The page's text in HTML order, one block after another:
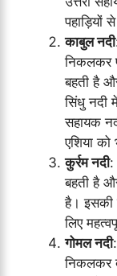
पहाड़ियों
काबुल नदी
निकलकर
बहती है
सिंधु नदी
सहायक
एशिया को
कुर्रम नदी:
बहती है
है। इसकी
लिए
गोमल नदी
निकलकर